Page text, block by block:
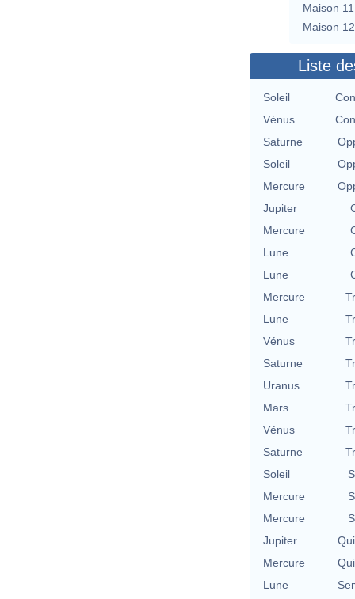
Maison 11
Maison 12
Liste
Soleil
Vénus
Saturne
Soleil
Mercure
Jupiter
Mercure
Lune
Lune
Mercure
Lune
Vénus
Saturne
Uranus
Mars
Vénus
Saturne
Soleil
Mercure
Mercure
Jupiter
Mercure
Lune